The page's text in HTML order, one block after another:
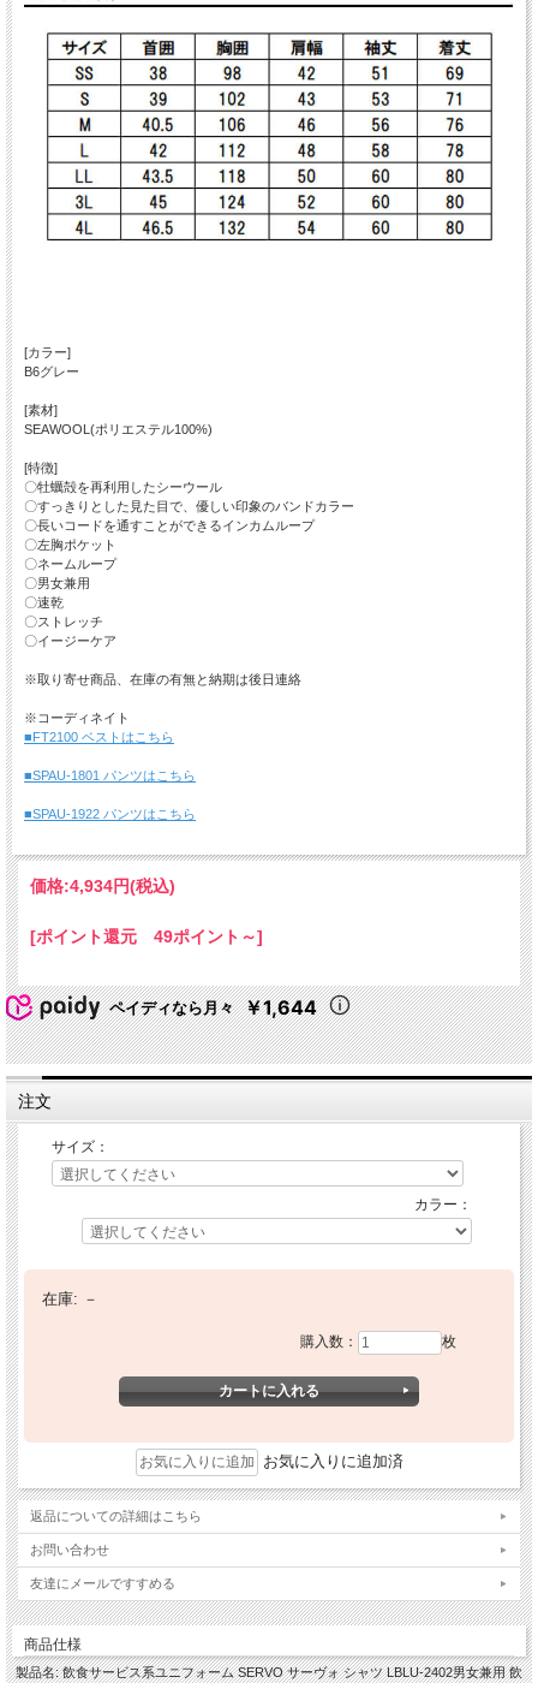
[カラー]
B6グレー
[素材]
SEAWOOL(ポリエステル100%)
[特徴]
〇牡蠣殻を再利用したシーウール
〇すっきりとした見た目で、優しい印象のバンドカラー
〇長いコードを通すことができるインカムループ
〇左胸ポケット
〇ネームループ
〇男女兼用
〇速乾
〇ストレッチ
〇イージーケア
※取り寄せ商品、在庫の有無と納期は後日連絡
※コーディネイト
■FT2100 ベストはこちら
■SPAU-1801 パンツはこちら
■SPAU-1922 パンツはこちら
価格:4,934円(税込)
[ポイント還元 49ポイント～]
ペイディなら月々 ￥1,644
注文
サイズ：
カラー：
在庫: －
購入数： 枚
お気に入りに追加済
返品についての詳細はこちら
お問い合わせ
友達にメールですすめる
商品仕様
製品名: 飲食サービス系ユニフォーム SERVO サーヴォ シャツ LBLU-2402男女兼用 飲